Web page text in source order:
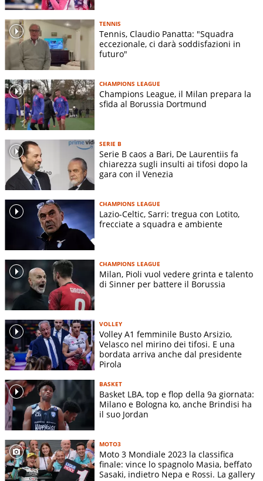
TENNIS
Tennis, Claudio Panatta: "Squadra
eccezionale, ci darà soddisfazioni in
futuro"
CHAMPIONS LEAGUE
Champions League, il Milan prepara la
sfida al Borussia Dortmund
SERIE B
Serie B caos a Bari, De Laurentiis fa
chiarezza sugli insulti ai tifosi dopo la
gara con il Venezia
CHAMPIONS LEAGUE
Lazio-Celtic, Sarri: tregua con Lotito,
frecciate a squadra e ambiente
CHAMPIONS LEAGUE
Milan, Pioli vuol vedere grinta e talento
di Sinner per battere il Borussia
VOLLEY
Volley A1 femminile Busto Arsizio,
Velasco nel mirino dei tifosi. E una
bordata arriva anche dal presidente
Pirola
BASKET
Basket LBA, top e flop della 9a giornata:
Milano e Bologna ko, anche Brindisi ha
il suo Jordan
MOTO3
Moto 3 Mondiale 2023 la classifica
finale: vince lo spagnolo Masia, beffato
Sasaki, indietro Nepa e Rossi. La gallery